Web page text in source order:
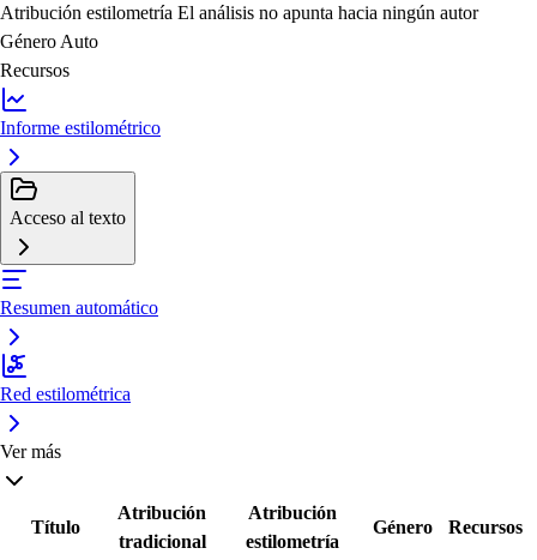
Atribución estilometría El análisis no apunta hacia ningún autor
Género Auto
Recursos
Informe estilométrico
Acceso al texto
Resumen automático
Red estilométrica
Ver más
Título
Atribución
tradicional
Atribución
estilometría
Género Recursos